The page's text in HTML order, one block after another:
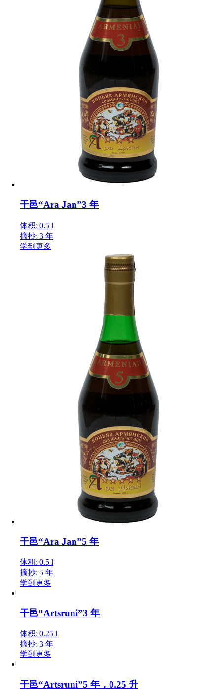
干邑“Ara Jan”3 年
体积: 0.5 l
摘抄: 3 年
学到更多
干邑“Ara Jan”5 年
体积: 0.5 l
摘抄: 5 年
学到更多
干邑“Artsruni”3 年
体积: 0.25 l
摘抄: 3 年
学到更多
干邑“Artsruni”5 年，0.25 升